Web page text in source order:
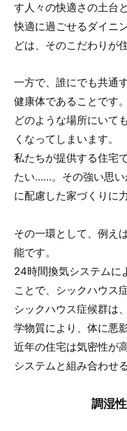
す人々の快適さの土台
快適に過ごせるダイニ
どは、そのこだわりが
一方で、誰にでも共通
健康体であることです。
どのような場所にいて
くなってしまいます。
私たちが提供する住宅
たい......。その強い思
に配慮した家づくりに
その一環として、例え
能です。
24時間換気システムに
ことで、シックハウス
シックハウス症候群は
学物質により、体に悪
近年の住宅は気密性が
システムと組み合わせ
調湿